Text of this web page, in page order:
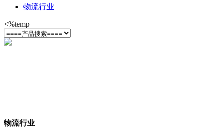
物流行业
<%temp
物流行业